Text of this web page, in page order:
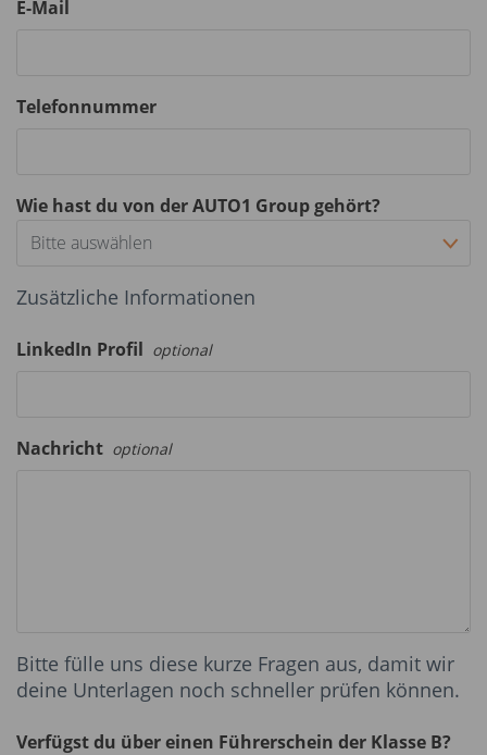
E-Mail
Telefonnummer
Wie hast du von der AUTO1 Group gehört?
Bitte auswählen
Zusätzliche Informationen
LinkedIn Profil optional
Nachricht optional
Bitte fülle uns diese kurze Fragen aus, damit wir
deine Unterlagen noch schneller prüfen können.
Verfügst du über einen Führerschein der Klasse B?